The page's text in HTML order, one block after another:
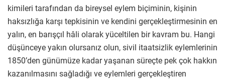
kimileri tarafından da bireysel eylem biçiminin, kişinin
haksızlığa karşı tepkisinin ve kendini gerçekleştirmesinin en
yalın, en barışçıl hâli olarak yüceltilen bir kavram bu. Hangi
düşünceye yakın olursanız olun, sivil itaatsizlik eylemlerinin
1850’den günümüze kadar yaşanan süreçte pek çok hakkın
kazanılmasını sağladığı ve eylemleri gerçekleştiren